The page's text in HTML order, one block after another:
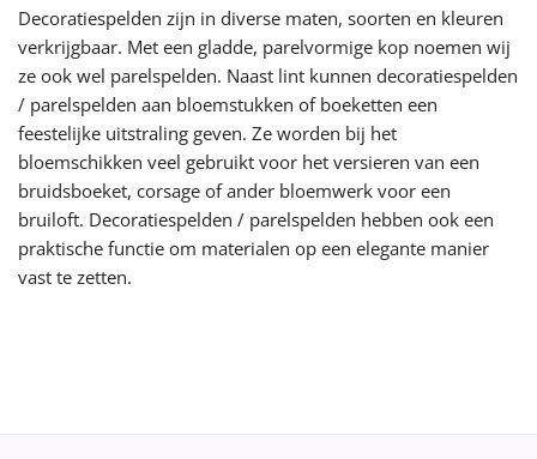
Decoratiespelden zijn in diverse maten, soorten en kleuren
verkrijgbaar. Met een gladde, parelvormige kop noemen wij
ze ook wel parelspelden. Naast lint kunnen decoratiespelden
/ parelspelden aan bloemstukken of boeketten een
feestelijke uitstraling geven. Ze worden bij het
bloemschikken veel gebruikt voor het versieren van een
bruidsboeket, corsage of ander bloemwerk voor een
bruiloft. Decoratiespelden / parelspelden hebben ook een
praktische functie om materialen op een elegante manier
vast te zetten.